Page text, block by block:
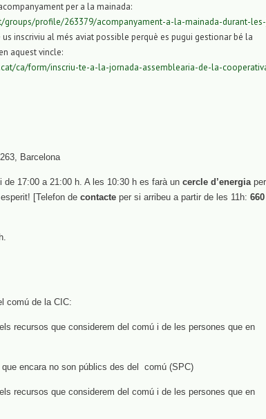
per a la mainada:
groups/profile/263379/acompanyament-a-la-mainada-durant-
us inscriviu al més aviat possible perquè es pugui gestionar bé la
aquest vincle:
ca/form/inscriu-te-a-la-jornada-assemblearia-de-la-
Barcelona
de 17:00 a 21:00 h. A les 10:30 h es farà un cercle d’energiaper
[Telefon de contacte per si arribeu a partir de les 11h:
comú de la CIC:
recursos que considerem del comú i de les persones que en
encara no son públics des del comú (SPC)
recursos que considerem del comú i de les persones que en